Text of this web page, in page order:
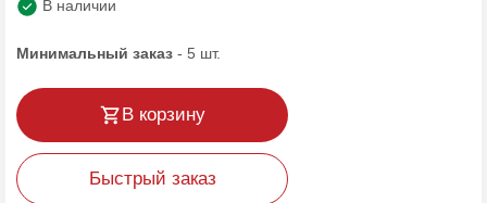
В наличии
Минимальный заказ - 5 шт.
В корзину
Быстрый заказ